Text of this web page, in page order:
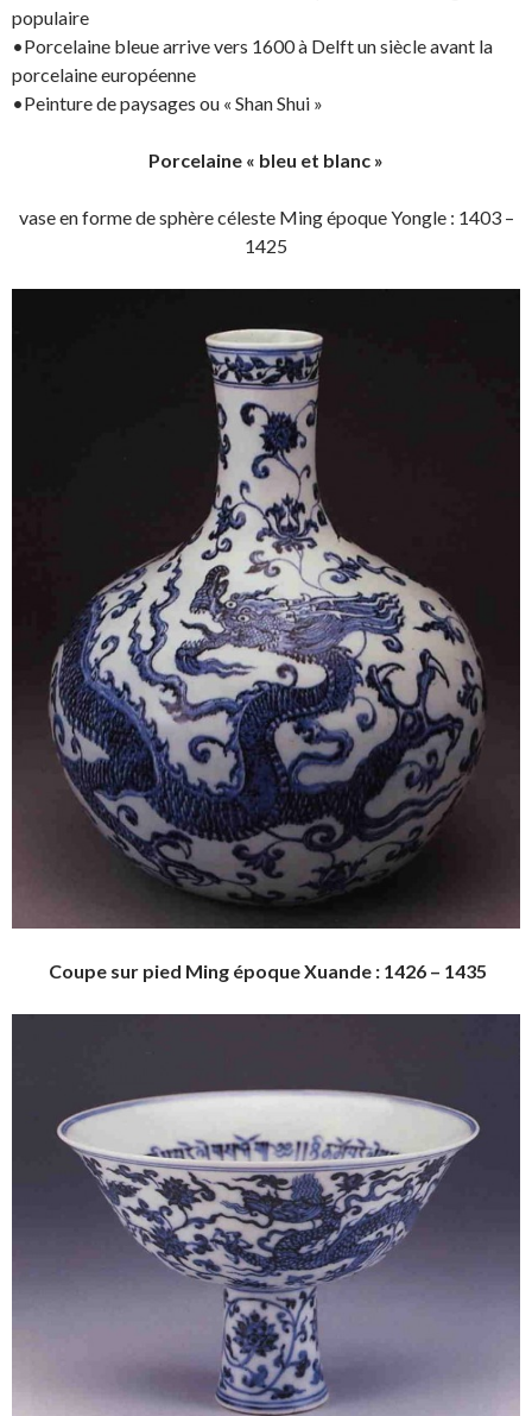
populaire
•Porcelaine bleue arrive vers 1600 à Delft un siècle avant la
porcelaine européenne
•Peinture de paysages ou « Shan Shui »
Porcelaine « bleu et blanc »
vase en forme de sphère céleste Ming époque Yongle : 1403 –
1425
Coupe sur pied Ming époque Xuande : 1426 – 1435